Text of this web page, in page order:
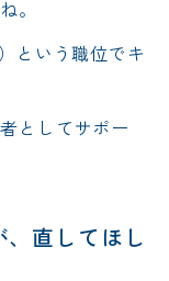
。
という職位でキ
としてサポー
直してほし